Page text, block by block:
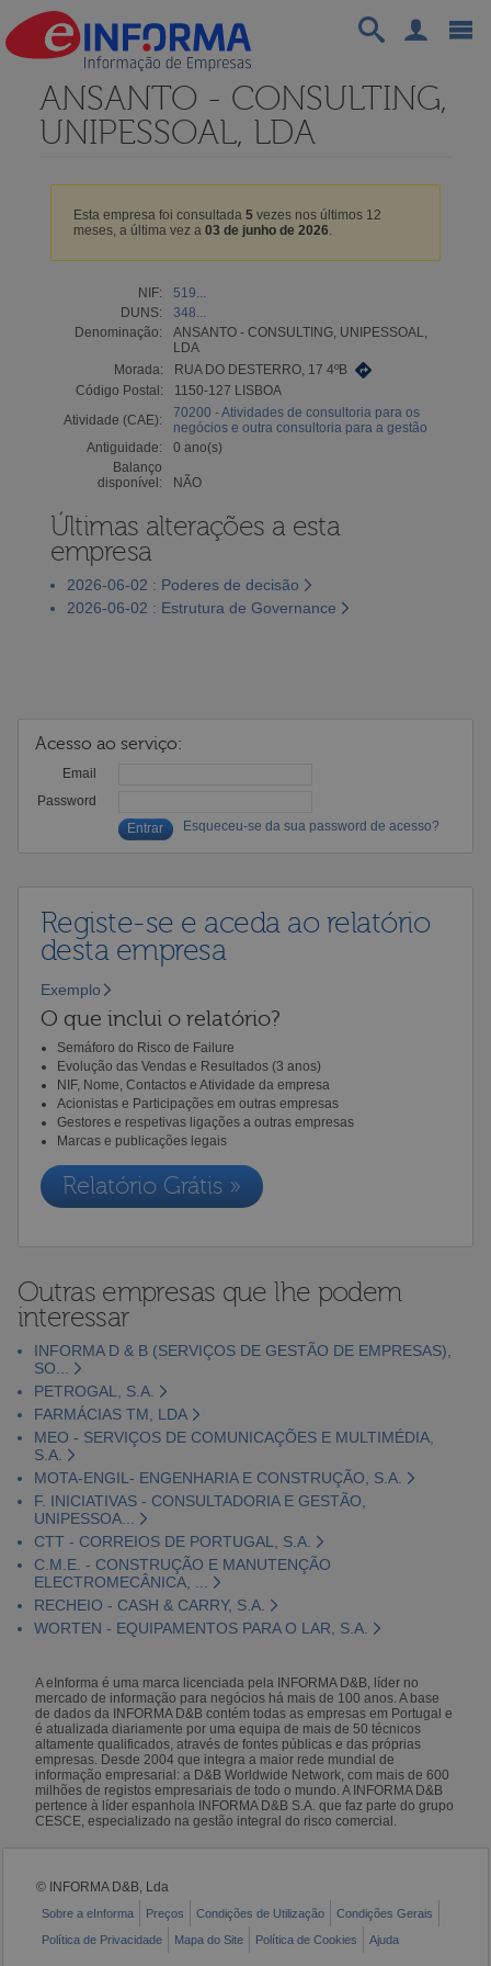
ANSANTO - CONSULTING,
UNIPESSOAL, LDA
Esta empresa foi consultada 5vezes nos últimos 12
meses, a última vez a 03 de junho de 2026.
NIF:
519...
DUNS:
348...
Denominação:
ANSANTO - CONSULTING, UNIPESSOAL,
LDA
Morada:
RUA DO DESTERRO, 17 4ºB
Código Postal:
1150-127 LISBOA
Atividade (CAE):
70200 - Atividades de consultoria para os
negócios e outra consultoria para a gestão
Antiguidade:
0 ano(s)
Balanço
disponível:
NÃO
Últimas alterações a esta
empresa
2026-06-02 : Poderes de decisão
2026-06-02 : Estrutura de Governance
Acesso ao serviço:
Email
Password
Esqueceu-se da sua password de acesso?
Registe-se e aceda ao relatório
desta empresa
Exemplo
O que inclui o relatório?
Semáforo do Risco de Failure
Evolução das Vendas e Resultados (3 anos)
NIF, Nome, Contactos e Atividade da empresa
Acionistas e Participações em outras empresas
Gestores e respetivas ligações a outras empresas
Marcas e publicações legais
Relatório Grátis »
Outras empresas que lhe podem
interessar
INFORMA D & B (SERVIÇOS DE GESTÃO DE EMPRESAS),
SO...
PETROGAL, S.A.
FARMÁCIAS TM, LDA
MEO - SERVIÇOS DE COMUNICAÇÕES E MULTIMÉDIA,
S.A.
MOTA-ENGIL- ENGENHARIA E CONSTRUÇÃO, S.A.
F. INICIATIVAS - CONSULTADORIA E GESTÃO,
UNIPESSOA...
CTT - CORREIOS DE PORTUGAL, S.A.
C.M.E. - CONSTRUÇÃO E MANUTENÇÃO
ELECTROMECÂNICA, ...
RECHEIO - CASH & CARRY, S.A.
WORTEN - EQUIPAMENTOS PARA O LAR, S.A.
A eInforma é uma marca licenciada pela INFORMA D&B, líder no
mercado de informação para negócios há mais de 100 anos. A base
de dados da INFORMA D&B contém todas as empresas em Portugal e
é atualizada diariamente por uma equipa de mais de 50 técnicos
altamente qualificados, através de fontes públicas e das próprias
empresas. Desde 2004 que integra a maior rede mundial de
informação empresarial: a D&B Worldwide Network, com mais de 600
milhões de registos empresariais de todo o mundo. A INFORMA D&B
pertence à líder espanhola INFORMA D&B S.A. que faz parte do grupo
CESCE, especializado na gestão integral do risco comercial.
© INFORMA D&B, Lda
Sobre a eInforma Preços Condições de Utilização
Condições Gerais
Política de Privacidade
Mapa do Site Política de Cookies Ajuda